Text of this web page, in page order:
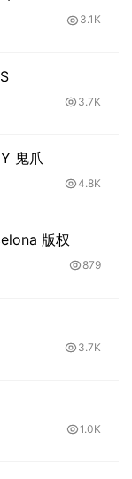
3.1K
3.7K
鬼爪
4.8K
版权
879
3.7K
1.0K